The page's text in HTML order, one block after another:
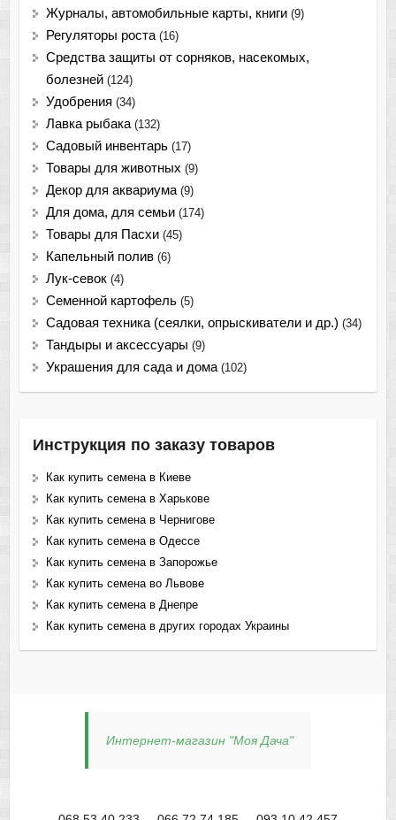
Журналы, автомобильные карты, книги (9)
Регуляторы роста (16)
Средства защиты от сорняков, насекомых,
болезней (124)
Удобрения (34)
Лавка рыбака (132)
Садовый инвентарь (17)
Товары для животных (9)
Декор для аквариума (9)
Для дома, для семьи (174)
Товары для Пасхи (45)
Капельный полив (6)
Лук-севок (4)
Семенной картофель (5)
Садовая техника (сеялки, опрыскиватели и др.) (34)
Тандыры и аксессуары (9)
Украшения для сада и дома (102)
Инструкция по заказу товаров
Как купить семена в Киеве
Как купить семена в Харькове
Как купить семена в Чернигове
Как купить семена в Одессе
Как купить семена в Запорожье
Как купить семена во Львове
Как купить семена в Днепре
Как купить семена в других городах Украины
Интернет-магазин "Моя Дача"